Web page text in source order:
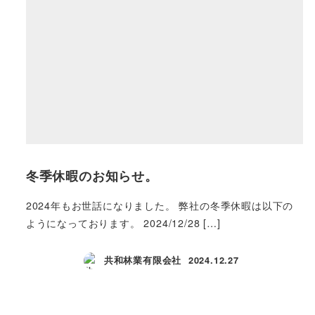
冬季休暇のお知らせ。
2024年もお世話になりました。 弊社の冬季休暇は以下の
ようになっております。 2024/12/28 […]
共和林業有限会社
投稿日
2024.12.27